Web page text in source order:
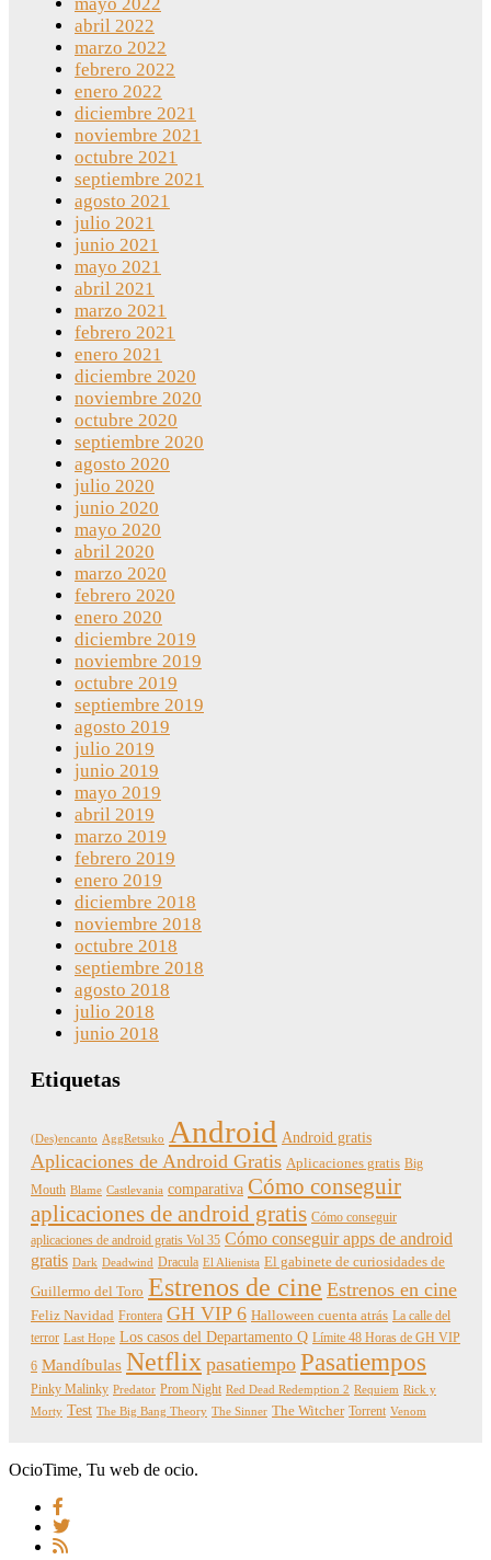
abril 2022
marzo 2022
febrero 2022
enero 2022
diciembre 2021
noviembre 2021
octubre 2021
septiembre 2021
agosto 2021
julio 2021
junio 2021
mayo 2021
abril 2021
marzo 2021
febrero 2021
enero 2021
diciembre 2020
noviembre 2020
octubre 2020
septiembre 2020
agosto 2020
julio 2020
junio 2020
mayo 2020
abril 2020
marzo 2020
febrero 2020
enero 2020
diciembre 2019
noviembre 2019
octubre 2019
septiembre 2019
agosto 2019
julio 2019
junio 2019
mayo 2019
abril 2019
marzo 2019
febrero 2019
enero 2019
diciembre 2018
noviembre 2018
octubre 2018
septiembre 2018
agosto 2018
julio 2018
junio 2018
Etiquetas
(Des)encanto AggRetsuko Android Android gratis
Aplicaciones de Android Gratis Aplicaciones gratis Big
Mouth Blame Castlevania comparativa Cómo conseguir
aplicaciones de android gratis Cómo conseguir
aplicaciones de android gratis Vol 35 Cómo conseguir apps de android
gratis Dark Deadwind Dracula El Alienista El gabinete de curiosidades de
Guillermo del Toro Estrenos de cine Estrenos en cine
Feliz Navidad Frontera GH VIP 6 Halloween cuenta atrás La calle del
terror Last Hope Los casos del Departamento Q Límite 48 Horas de GH VIP
6 Mandíbulas Netflix pasatiempo Pasatiempos
Pinky Malinky Predator Prom Night Red Dead Redemption 2 Requiem Rick y
Morty Test The Big Bang Theory The Sinner The Witcher Torrent Venom
OcioTime, Tu web de ocio.